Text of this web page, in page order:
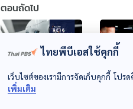
ตอนถัดไป
ไทยพีบีเอสใช้คุกกี้
เว็บไซต์ของเรามีการจัดเก็บคุกกี้ โป
เพิ่มเติม